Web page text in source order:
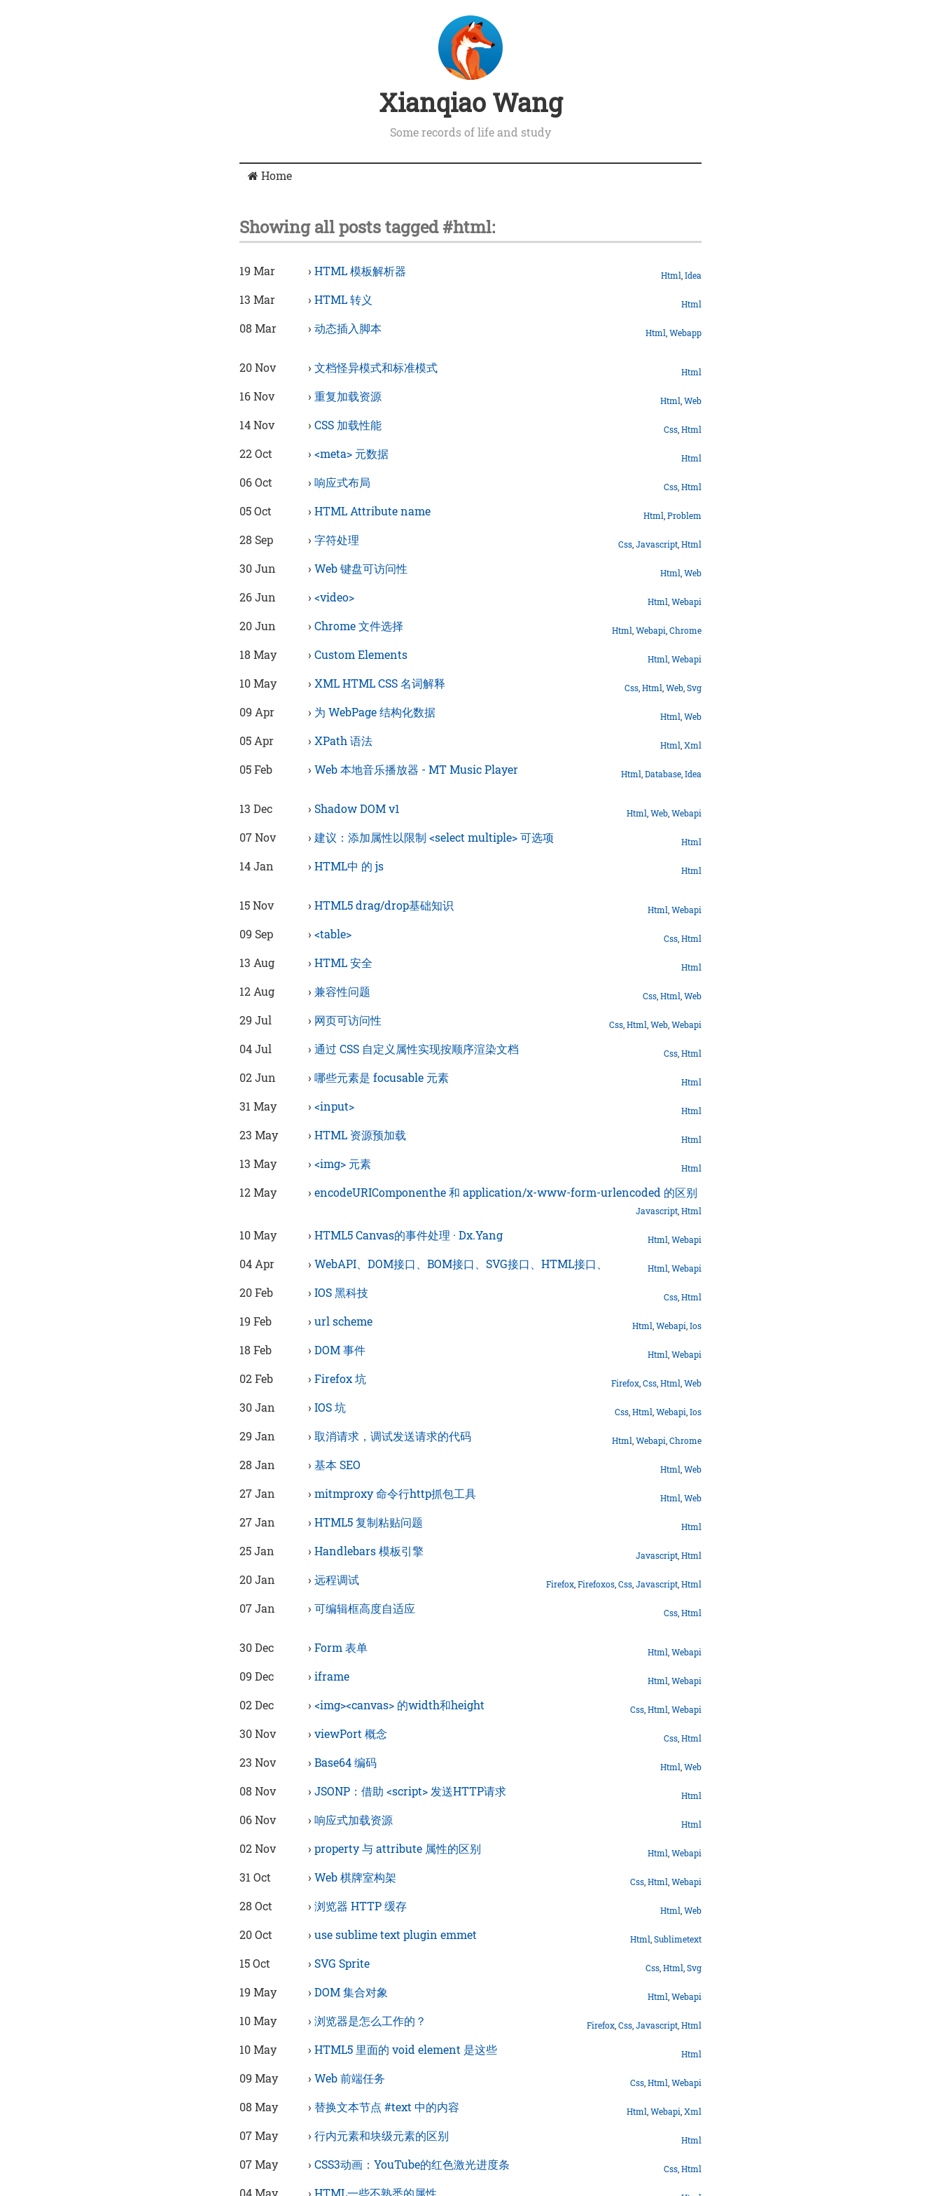
Xianqiao Wang
Some records of life and study
Home
Showing all posts tagged #html:
19 Mar › HTML 模板解析器 Html,Idea
13 Mar › HTML 转义 Html
08 Mar › 动态插入脚本 Html,Webapp
20 Nov › 文档怪异模式和标准模式 Html
16 Nov › 重复加载资源 Html,Web
14 Nov › CSS 加载性能 Css,Html
22 Oct › <meta> 元数据 Html
06 Oct › 响应式布局 Css,Html
05 Oct › HTML Attribute name Html,Problem
28 Sep › 字符处理 Css,Javascript,Html
30 Jun › Web 键盘可访问性 Html,Web
26 Jun › <video> Html,Webapi
20 Jun › Chrome 文件选择 Html,Webapi,Chrome
18 May › Custom Elements Html,Webapi
10 May › XML HTML CSS 名词解释 Css,Html,Web,Svg
09 Apr › 为 WebPage 结构化数据 Html,Web
05 Apr › XPath 语法 Html,Xml
05 Feb › Web 本地音乐播放器 - MT Music Player Html,Database,Idea
13 Dec › Shadow DOM v1 Html,Web,Webapi
07 Nov › 建议：添加属性以限制 <select multiple> 可选项 Html
14 Jan › HTML中 的 js Html
15 Nov › HTML5 drag/drop基础知识 Html,Webapi
09 Sep › <table> Css,Html
13 Aug › HTML 安全 Html
12 Aug › 兼容性问题 Css,Html,Web
29 Jul › 网页可访问性 Css,Html,Web,Webapi
04 Jul › 通过 CSS 自定义属性实现按顺序渲染文档 Css,Html
02 Jun › 哪些元素是 focusable 元素 Html
31 May › <input> Html
23 May › HTML 资源预加载 Html
13 May › <img> 元素 Html
12 May › encodeURIComponenthe 和 application/x-www-form-urlencoded 的区别
Javascript,Html
10 May › HTML5 Canvas的事件处理 · Dx.Yang Html,Webapi
04 Apr › WebAPI、DOM接口、BOM接口、SVG接口、HTML接口、 Html,Webapi
20 Feb › IOS 黑科技 Css,Html
19 Feb › url scheme Html,Webapi,Ios
18 Feb › DOM 事件 Html,Webapi
02 Feb › Firefox 坑 Firefox,Css,Html,Web
30 Jan › IOS 坑 Css,Html,Webapi,Ios
29 Jan › 取消请求，调试发送请求的代码 Html,Webapi,Chrome
28 Jan › 基本 SEO Html,Web
27 Jan › mitmproxy 命令行http抓包工具 Html,Web
27 Jan › HTML5 复制粘贴问题 Html
25 Jan › Handlebars 模板引擎 Javascript,Html
20 Jan › 远程调试 Firefox,Firefoxos,Css,Javascript,Html
07 Jan › 可编辑框高度自适应 Css,Html
30 Dec › Form 表单 Html,Webapi
09 Dec › iframe Html,Webapi
02 Dec › <img><canvas> 的width和height Css,Html,Webapi
30 Nov › viewPort 概念 Css,Html
23 Nov › Base64 编码 Html,Web
08 Nov › JSONP：借助 <script> 发送HTTP请求 Html
06 Nov › 响应式加载资源 Html
02 Nov › property 与 attribute 属性的区别 Html,Webapi
31 Oct › Web 棋牌室构架 Css,Html,Webapi
28 Oct › 浏览器 HTTP 缓存 Html,Web
20 Oct › use sublime text plugin emmet Html,Sublimetext
15 Oct › SVG Sprite Css,Html,Svg
19 May › DOM 集合对象 Html,Webapi
10 May › 浏览器是怎么工作的？ Firefox,Css,Javascript,Html
10 May › HTML5 里面的 void element 是这些 Html
09 May › Web 前端任务 Css,Html,Webapi
08 May › 替换文本节点 #text 中的内容 Html,Webapi,Xml
07 May › 行内元素和块级元素的区别 Html
07 May › CSS3动画：YouTube的红色激光进度条 Css,Html